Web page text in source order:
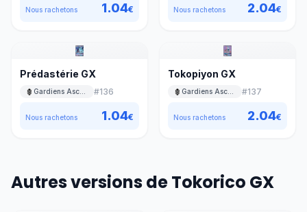
Nous rachetons 1.04€ Nous rachetons 2.04€
Prédastérie GX
#136
Nous rachetons 1.04€
Tokopiyon GX
#137
Nous rachetons 2.04€
Autres versions de Tokorico GX